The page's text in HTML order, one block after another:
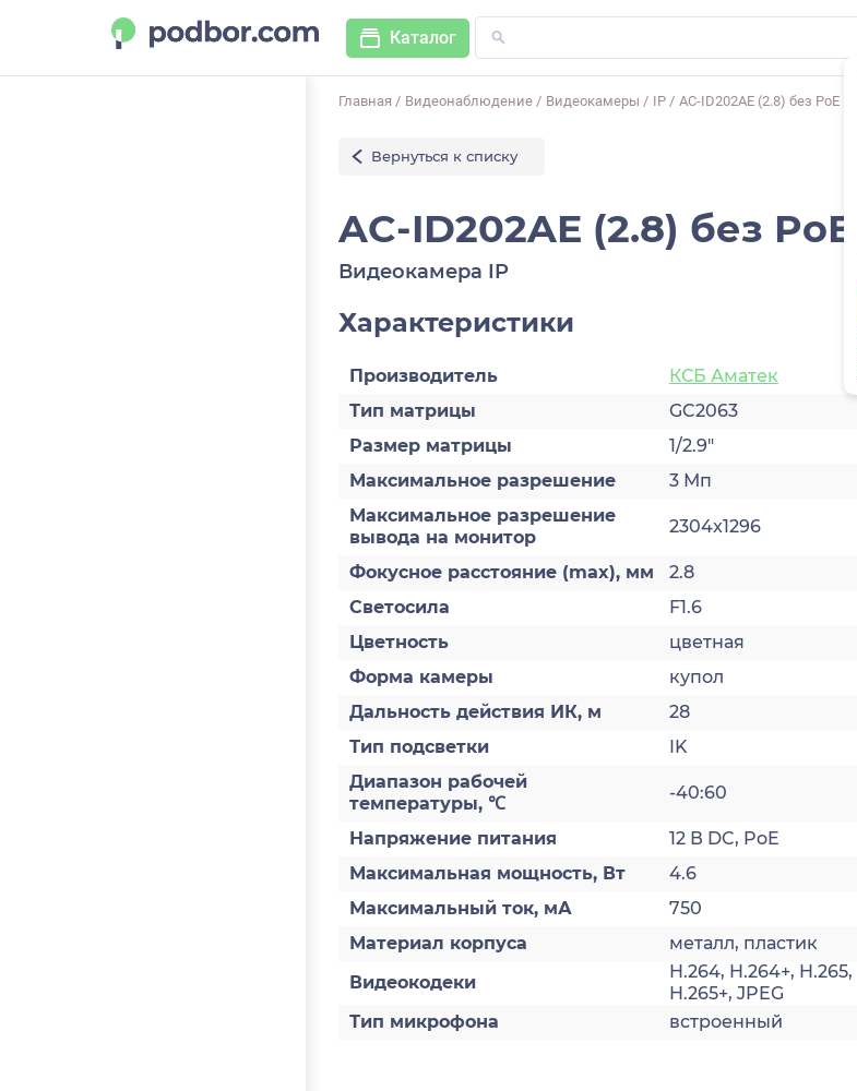
Каталог
Главная / Видеонаблюдение / Видеокамеры / IP / AC-ID202AE (2.8) без PoE
Вернуться к списку
AC-ID202AE (2.8) без PoE
Видеокамера IP
Характеристики
Производитель
КСБ Аматек
Тип матрицы
GC2063
Размер матрицы
1/2.9″
Максимальное разрешение
3 Мп
Максимальное разрешение
вывода на монитор
2304x1296
Фокусное расстояние (max), мм
2.8
Светосила
F1.6
Цветность
цветная
Форма камеры
купол
Дальность действия ИК, м
28
Тип подсветки
IK
Диапазон рабочей
температуры, ℃
-40:60
Напряжение питания
12 В DC, PoE
Максимальная мощность, Вт
4.6
Максимальный ток, мА
750
Материал корпуса
металл, пластик
Видеокодеки
H.264, H.264+, H.265,
H.265+, JPEG
Тип микрофона
встроенный